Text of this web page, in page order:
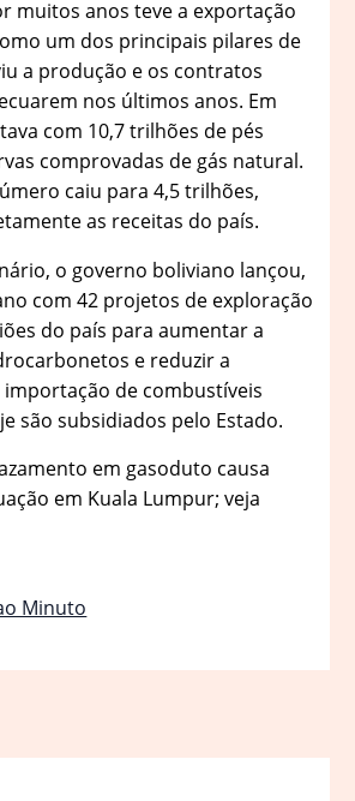
muitos anos teve a exportação
um dos principais pilares de
a produção e os contratos
nos últimos anos. Em
com 10,7 trilhões de pés
comprovadas de gás natural.
caiu para 4,5 trilhões,
as receitas do país.
o governo boliviano lançou,
com 42 projetos de exploração
do país para aumentar a
e reduzir a
de combustíveis
são subsidiados pelo Estado.
em gasoduto causa
em Kuala Lumpur; veja
Minuto